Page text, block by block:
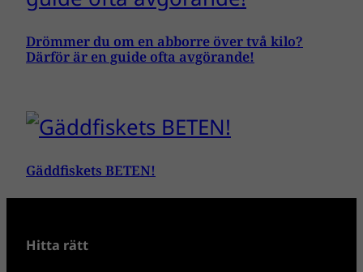
Drömmer du om en abborre över två kilo?
Därför är en guide ofta avgörande!
Gäddfiskets BETEN!
Hitta rätt